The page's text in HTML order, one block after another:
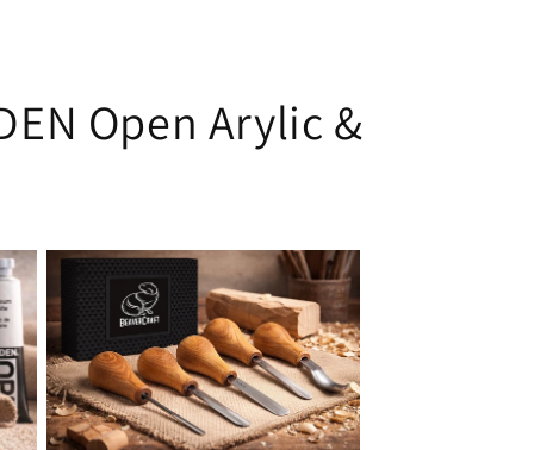
Open Arylic &